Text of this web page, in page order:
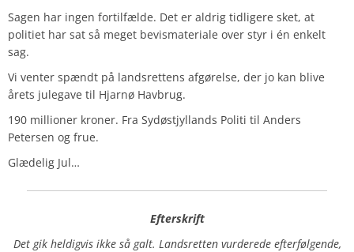
Sagen har ingen fortilfælde. Det er aldrig tidligere sket, at
politiet har sat så meget bevismateriale over styr i én enkelt
sag.
Vi venter spændt på landsrettens afgørelse, der jo kan blive
årets julegave til Hjarnø Havbrug.
190 millioner kroner. Fra Sydøstjyllands Politi til Anders
Petersen og frue.
Glædelig Jul…
Efterskrift
Det gik heldigvis ikke så galt. Landsretten vurderede efterfølgende,